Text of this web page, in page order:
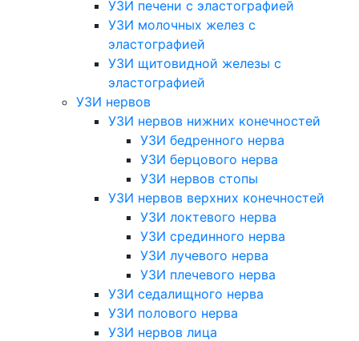
УЗИ печени с эластографией
УЗИ молочных желез с
эластографией
УЗИ щитовидной железы с
эластографией
УЗИ нервов
УЗИ нервов нижних конечностей
УЗИ бедренного нерва
УЗИ берцового нерва
УЗИ нервов стопы
УЗИ нервов верхних конечностей
УЗИ локтевого нерва
УЗИ срединного нерва
УЗИ лучевого нерва
УЗИ плечевого нерва
УЗИ седалищного нерва
УЗИ полового нерва
УЗИ нервов лица